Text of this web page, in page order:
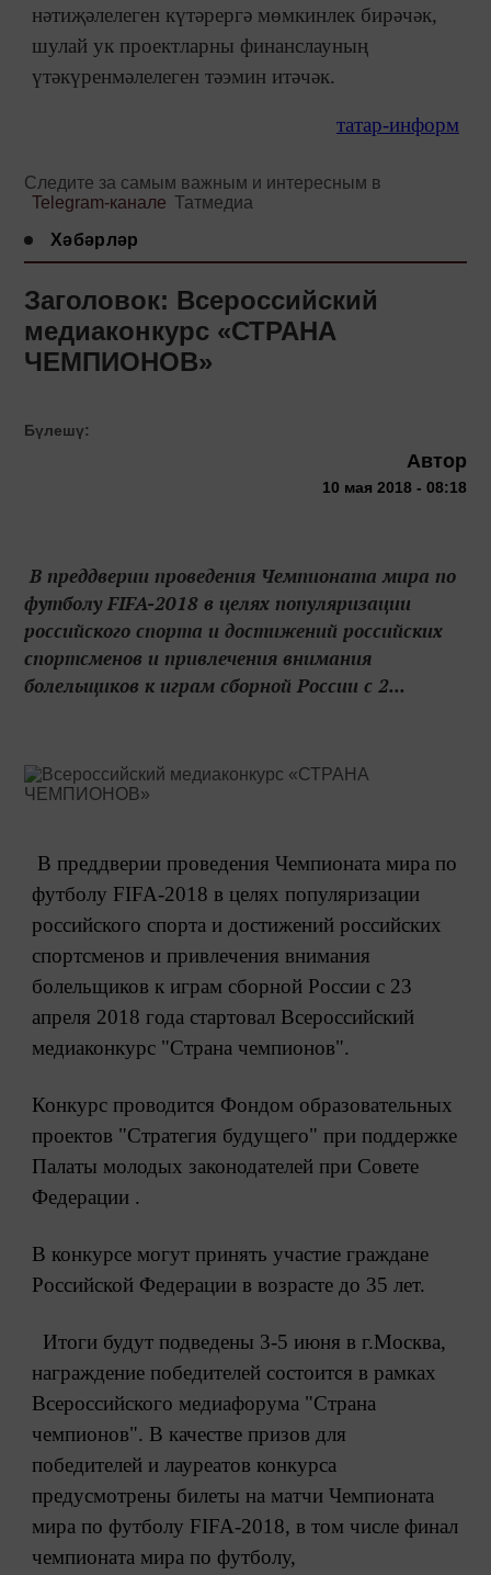
нәтиҗәлелеген күтәрергә мөмкинлек бирәчәк,
шулай ук проектларны финанслауның
үтәкүренмәлелеген тәэмин итәчәк.
татар-информ
Следите за самым важным и интересным в
Telegram-канале Татмедиа
Хәбәрләр
Заголовок: Всероссийский
медиаконкурс «СТРАНА
ЧЕМПИОНОВ»
Бүлешү:
Автор
10 мая 2018 - 08:18
В преддверии проведения Чемпионата мира по
футболу FIFA-2018 в целях популяризации
российского спорта и достижений российских
спортсменов и привлечения внимания
болельщиков к играм сборной России с 2...
В преддверии проведения Чемпионата мира по
футболу FIFA-2018 в целях популяризации
российского спорта и достижений российских
спортсменов и привлечения внимания
болельщиков к играм сборной России с 23
апреля 2018 года стартовал Всероссийский
медиаконкурс "Страна чемпионов".
Конкурс проводится Фондом образовательных
проектов "Стратегия будущего" при поддержке
Палаты молодых законодателей при Совете
Федерации .
В конкурсе могут принять участие граждане
Российской Федерации в возрасте до 35 лет.
Итоги будут подведены 3-5 июня в г.Москва,
награждение победителей состоится в рамках
Всероссийского медиафорума "Страна
чемпионов". В качестве призов для
победителей и лауреатов конкурса
предусмотрены билеты на матчи Чемпионата
мира по футболу FIFA-2018, в том числе финал
чемпионата мира по футболу,